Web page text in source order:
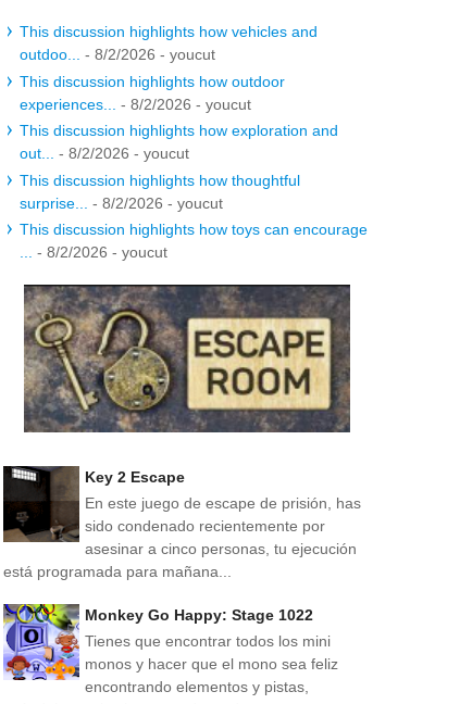
This discussion highlights how vehicles and
outdoo...
- 8/2/2026 - youcut
This discussion highlights how outdoor
experiences...
- 8/2/2026 - youcut
This discussion highlights how exploration and
out...
- 8/2/2026 - youcut
This discussion highlights how thoughtful
surprise...
- 8/2/2026 - youcut
This discussion highlights how toys can encourage
- 8/2/2026 - youcut
Key 2 Escape
En este juego de escape de prisión, has
sido condenado recientemente por
asesinar a cinco personas, tu ejecución
está programada para mañana...
Monkey Go Happy: Stage 1022
Tienes que encontrar todos los mini
monos y hacer que el mono sea feliz
encontrando elementos y pistas,